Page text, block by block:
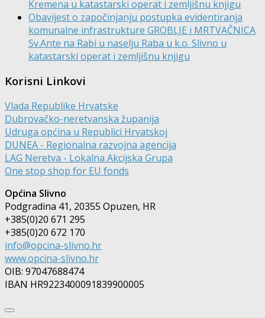
Kremena u katastarski operat i zemljišnu knjigu
Obavijest o započinjanju postupka evidentiranja
komunalne infrastrukture GROBLJE i MRTVAČNICA
Sv.Ante na Rabi u naselju Raba u k.o. Slivno u
katastarski operat i zemljišnu knjigu
Korisni Linkovi
Vlada Republike Hrvatske
Dubrovačko-neretvanska županija
Udruga općina u Republici Hrvatskoj
DUNEA - Regionalna razvojna agencija
LAG Neretva - Lokalna Akcijska Grupa
One stop shop for EU fonds
Općina Slivno
Podgradina 41, 20355 Opuzen, HR
+385(0)20 671 295
+385(0)20 672 170
info@opcina-slivno.hr
www.opcina-slivno.hr
OIB: 97047688474
IBAN HR9223400091839900005